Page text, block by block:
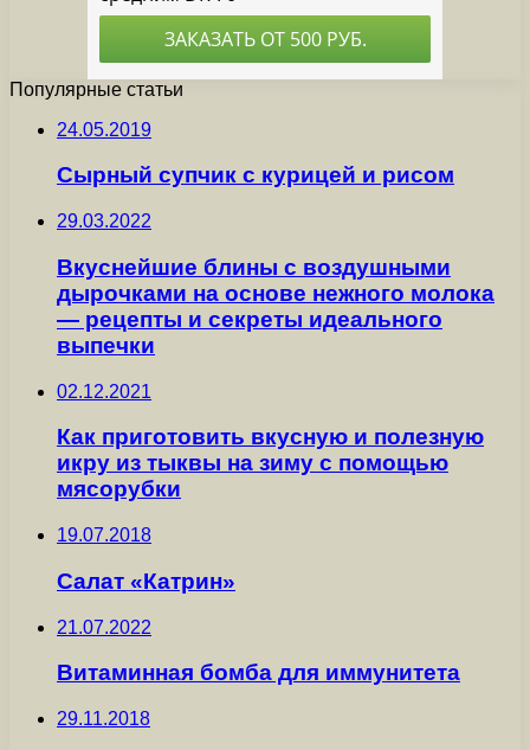
Популярные статьи
24.05.2019
Сырный супчик с курицей и рисом
29.03.2022
Вкуснейшие блины с воздушными
дырочками на основе нежного молока
— рецепты и секреты идеального
выпечки
02.12.2021
Как приготовить вкусную и полезную
икру из тыквы на зиму с помощью
мясорубки
19.07.2018
Салат «Катрин»
21.07.2022
Витаминная бомба для иммунитета
29.11.2018